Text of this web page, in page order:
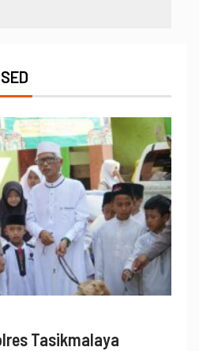
Tasikmalaya